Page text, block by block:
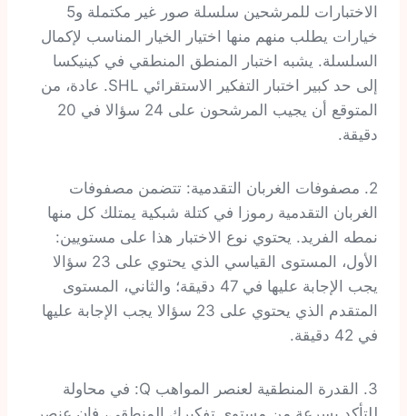
الاختبارات للمرشحين سلسلة صور غير مكتملة و5
خيارات يطلب منهم منها اختيار الخيار المناسب لإكمال
السلسلة. يشبه اختبار المنطق المنطقي في كينيكسا
إلى حد كبير اختبار التفكير الاستقرائي SHL. عادة، من
المتوقع أن يجيب المرشحون على 24 سؤالا في 20
دقيقة.
2. مصفوفات الغربان التقدمية: تتضمن مصفوفات
الغربان التقدمية رموزا في كتلة شبكية يمتلك كل منها
نمطه الفريد. يحتوي نوع الاختبار هذا على مستويين:
الأول، المستوى القياسي الذي يحتوي على 23 سؤالا
يجب الإجابة عليها في 47 دقيقة؛ والثاني، المستوى
المتقدم الذي يحتوي على 23 سؤالا يجب الإجابة عليها
في 42 دقيقة.
3. القدرة المنطقية لعنصر المواهب Q: في محاولة